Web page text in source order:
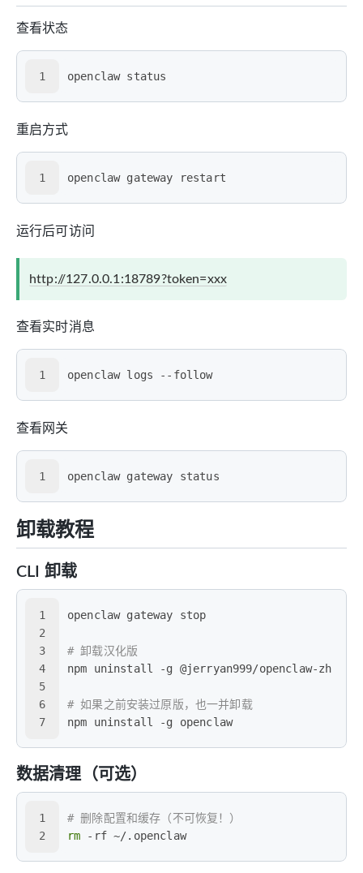
查看状态
1 openclaw status
重启方式
1 openclaw gateway restart
运行后可访问
http://127.0.0.1:18789?token=xxx
查看实时消息
1 openclaw logs --follow
查看网关
1 openclaw gateway status
卸载教程
CLI 卸载
1
2
3
4
5
6
7
openclaw gateway stop
# 卸载汉化版
npm uninstall -g @jerryan999/openclaw-zh
# 如果之前安装过原版，也一并卸载
npm uninstall -g openclaw
数据清理（可选）
1
2
# 删除配置和缓存（不可恢复！）
rm -rf ~/.openclaw